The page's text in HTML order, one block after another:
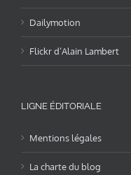
Dailymotion
Flickr d’Alain Lambert
LIGNE ÉDITORIALE
Mentions légales
La charte du blog